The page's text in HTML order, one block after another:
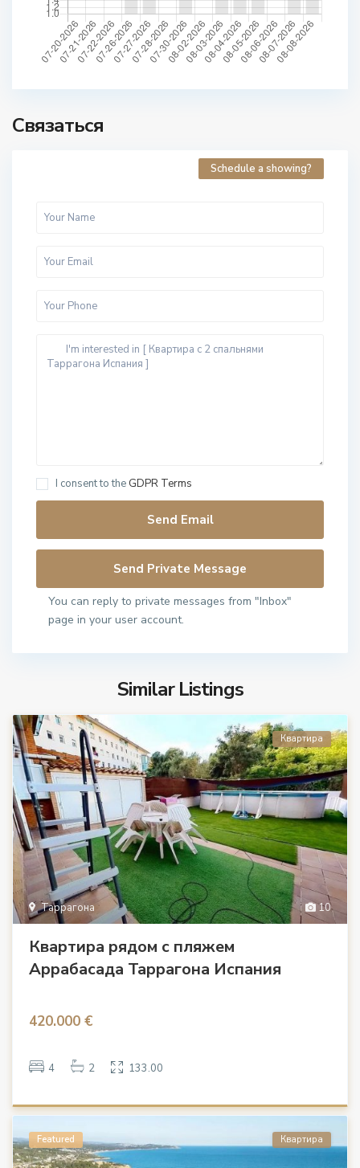
Связаться
Schedule a showing?
I consent to the GDPR Terms
You can reply to private messages from "Inbox"
page in your user account.
Similar Listings
10
Таррагона
Квартира
Квартира рядом с пляжем
Аррабасада Таррагона Испания
420.000 €
4 2 133.00
Featured Квартира